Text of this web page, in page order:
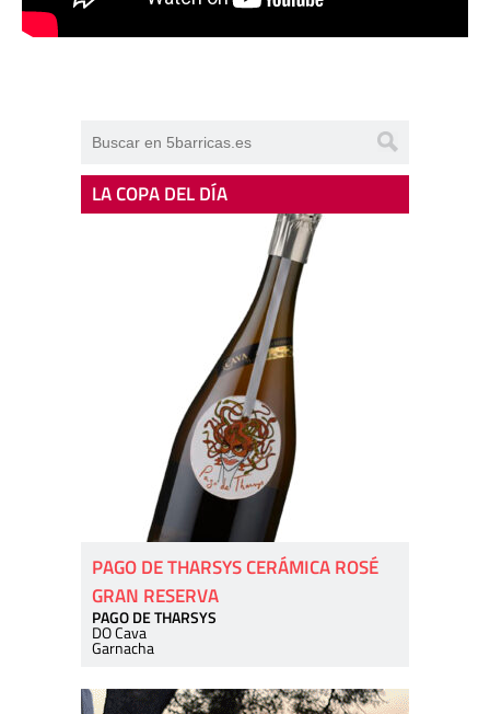
LA COPA DEL DÍA
PAGO DE THARSYS CERÁMICA ROSÉ
GRAN RESERVA
PAGO DE THARSYS
DO Cava
Garnacha